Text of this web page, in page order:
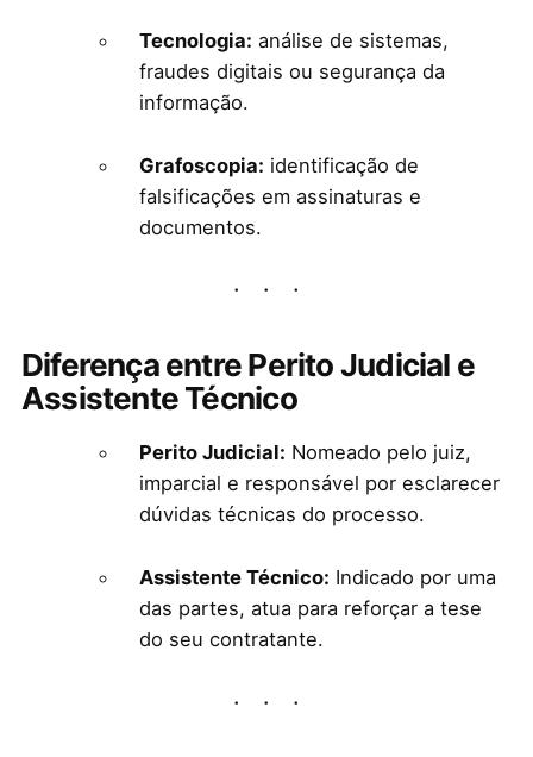
Tecnologia: análise de sistemas,
fraudes digitais ou segurança da
informação.
Grafoscopia: identificação de
falsificações em assinaturas e
documentos.
Diferença entre Perito Judicial e
Assistente Técnico
Perito Judicial: Nomeado pelo juiz,
imparcial e responsável por esclarecer
dúvidas técnicas do processo.
Assistente Técnico: Indicado por uma
das partes, atua para reforçar a tese
do seu contratante.